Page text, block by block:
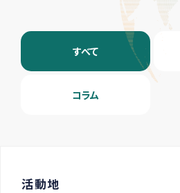
すべて
コラム
活動地